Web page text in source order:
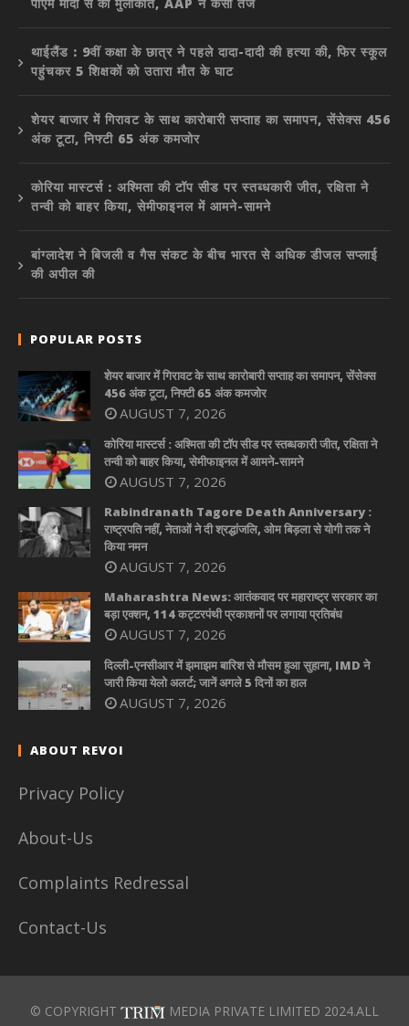
थाईलैंड : 9वीं कक्षा के छात्र ने पहले दादा-दादी की हत्या की, फिर स्कूल
पहुंचकर 5 शिक्षकों को उतारा मौत के घाट
शेयर बाजार में गिरावट के साथ कारोबारी सप्ताह का समापन, सेंसेक्स 456
अंक टूटा, निफ्टी 65 अंक कमजोर
कोरिया मास्टर्स : अश्मिता की टॉप सीड पर स्तब्धकारी जीत, रक्षिता ने
तन्वी को बाहर किया, सेमीफाइनल में आमने-सामने
बांग्लादेश ने बिजली व गैस संकट के बीच भारत से अधिक डीजल सप्लाई
की अपील की
POPULAR POSTS
शेयर बाजार में गिरावट के साथ कारोबारी सप्ताह का समापन, सेंसेक्स
456 अंक टूटा, निफ्टी 65 अंक कमजोर
AUGUST 7, 2026
कोरिया मास्टर्स : अश्मिता की टॉप सीड पर स्तब्धकारी जीत, रक्षिता ने
तन्वी को बाहर किया, सेमीफाइनल में आमने-सामने
AUGUST 7, 2026
Rabindranath Tagore Death Anniversary :
राष्ट्रपति नहीं, नेताओं ने दी श्रद्धांजलि, ओम बिड़ला से योगी तक ने
किया नमन
AUGUST 7, 2026
Maharashtra News: आतंकवाद पर महाराष्ट्र सरकार का
बड़ा एक्शन, 114 कट्टरपंथी प्रकाशनों पर लगाया प्रतिबंध
AUGUST 7, 2026
दिल्ली-एनसीआर में झमाझम बारिश से मौसम हुआ सुहाना, IMD ने
जारी किया येलो अलर्ट; जानें अगले 5 दिनों का हाल
AUGUST 7, 2026
ABOUT REVOI
Privacy Policy
About-Us
Complaints Redressal
Contact-Us
© COPYRIGHT
MEDIA PRIVATE LIMITED 2024.ALL